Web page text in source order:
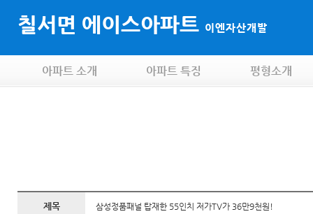
칠서면 에이스아파트 이엔자산개발
아파트 소개 아파트 특징 평형소개
제목 삼성정품패널 탑재한 55인치 저가TV가 36만9천원!